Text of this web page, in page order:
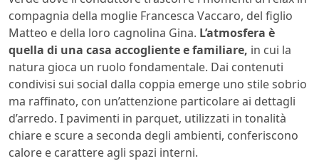
compagnia della moglie Francesca Vaccaro, del figlio
Matteo e della loro cagnolina Gina. L’atmosfera è
quella di una casa accogliente e familiare, in cui la
natura gioca un ruolo fondamentale. Dai contenuti
condivisi sui social dalla coppia emerge uno stile sobrio
ma raffinato, con un’attenzione particolare ai dettagli
d’arredo. I pavimenti in parquet, utilizzati in tonalità
chiare e scure a seconda degli ambienti, conferiscono
calore e carattere agli spazi interni.